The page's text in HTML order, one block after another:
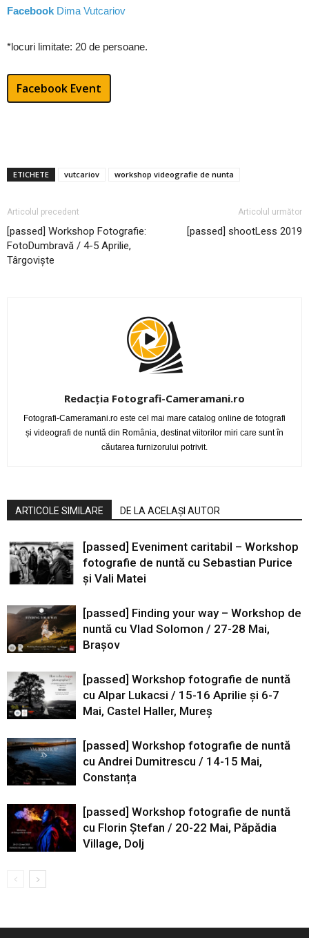
Facebook Dima Vutcariov
*locuri limitate: 20 de persoane.
Facebook Event
ETICHETE vutcariov workshop videografie de nunta
Articolul precedent
[passed] Workshop Fotografie:
FotoDumbravă / 4-5 Aprilie,
Târgoviște
Articolul următor
[passed] shootLess 2019
Redacția Fotografi-Cameramani.ro
Fotografi-Cameramani.ro este cel mai mare catalog online de fotografi
și videografi de nuntă din România, destinat viitorilor miri care sunt în
căutarea furnizorului potrivit.
ARTICOLE SIMILARE DE LA ACELAȘI AUTOR
[passed] Eveniment caritabil – Workshop
fotografie de nuntă cu Sebastian Purice
și Vali Matei
[passed] Finding your way – Workshop de
nuntă cu Vlad Solomon / 27-28 Mai,
Brașov
[passed] Workshop fotografie de nuntă
cu Alpar Lukacsi / 15-16 Aprilie și 6-7
Mai, Castel Haller, Mureș
[passed] Workshop fotografie de nuntă
cu Andrei Dumitrescu / 14-15 Mai,
Constanța
[passed] Workshop fotografie de nuntă
cu Florin Ștefan / 20-22 Mai, Păpădia
Village, Dolj